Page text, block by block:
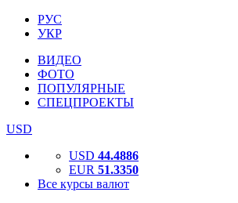
РУС
УКР
ВИДЕО
ФОТО
ПОПУЛЯРНЫЕ
СПЕЦПРОЕКТЫ
USD
USD 44.4886
EUR 51.3350
Все курсы валют